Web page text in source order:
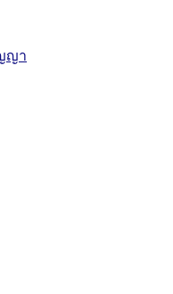
ญา